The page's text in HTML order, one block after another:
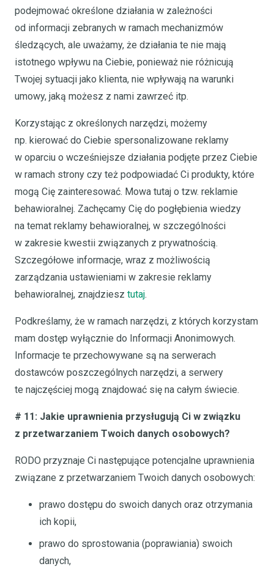
podejmować określone działania w zależności
od informacji zebranych w ramach mechanizmów
śledzących, ale uważamy, że działania te nie mają
istotnego wpływu na Ciebie, ponieważ nie różnicują
Twojej sytuacji jako klienta, nie wpływają na warunki
umowy, jaką możesz z nami zawrzeć itp.
Korzystając z określonych narzędzi, możemy
np. kierować do Ciebie spersonalizowane reklamy
w oparciu o wcześniejsze działania podjęte przez Ciebie
w ramach strony czy też podpowiadać Ci produkty, które
mogą Cię zainteresować. Mowa tutaj o tzw. reklamie
behawioralnej. Zachęcamy Cię do pogłębienia wiedzy
na temat reklamy behawioralnej, w szczególności
w zakresie kwestii związanych z prywatnością.
Szczegółowe informacje, wraz z możliwością
zarządzania ustawieniami w zakresie reklamy
behawioralnej, znajdziesz tutaj.
Podkreślamy, że w ramach narzędzi, z których korzystam
mam dostęp wyłącznie do Informacji Anonimowych.
Informacje te przechowywane są na serwerach
dostawców poszczególnych narzędzi, a serwery
te najczęściej mogą znajdować się na całym świecie.
# 11: Jakie uprawnienia przysługują Ci w związku
z przetwarzaniem Twoich danych osobowych?
RODO przyznaje Ci następujące potencjalne uprawnienia
związane z przetwarzaniem Twoich danych osobowych:
prawo dostępu do swoich danych oraz otrzymania
ich kopii,
prawo do sprostowania (poprawiania) swoich
danych,